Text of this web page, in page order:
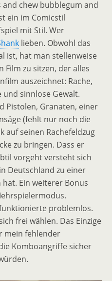
and chew bubblegum and
ein im Comicstil
mit Stil. Wer
lieben. Obwohl das
ist, hat man stellenweise
Film zu sitzen, der alles
auszeichnet: Rache,
und sinnlose Gewalt.
Pistolen, Granaten, einer
(fehlt nur noch die
auf seinen Rachefeldzug
zu bringen. Dass er
vorgeht versteht sich
Deutschland zu einer
hat. Ein weiterer Bonus
problemlos.
frei wählen. Das Einzige
mein fehlender
Komboangriffe sicher